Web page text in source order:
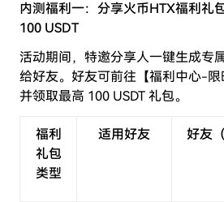
内测福利一：分享火币HTX福利礼
100 USDT
活动期间，特邀分享人一键生成专
给好友。好友可前往【福利中心-
并领取最高 100 USDT 礼包。
福利
礼包
类型
适用好友 好友